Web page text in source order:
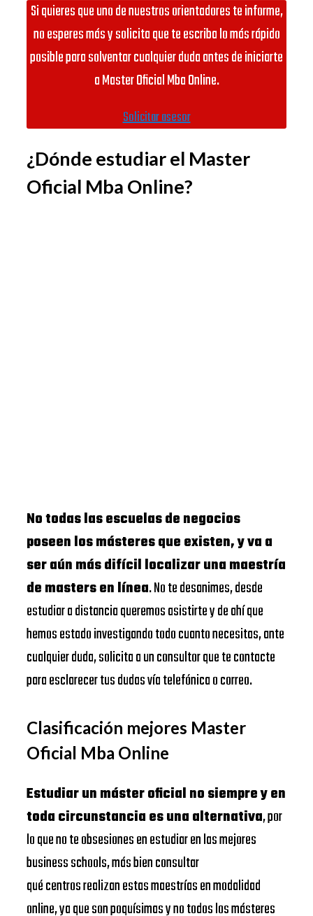
Si quieres que uno de nuestros orientadores te informe,
no esperes más y solicita que te escriba lo más rápido
posible para solventar cualquier duda antes de iniciarte
a Master Oficial Mba Online.
Solicitar asesor
¿Dónde estudiar el Master
Oficial Mba Online?
No todas las escuelas de negocios
poseen los másteres que existen, y va a
ser aún más difícil localizar una maestría
de masters en línea. No te desanimes, desde
estudiar a distancia queremos asistirte y de ahí que
hemos estado investigando todo cuanto necesitas, ante
cualquier duda, solicita a un consultor que te contacte
para esclarecer tus dudas vía telefónica o correo.
Clasificación mejores Master
Oficial Mba Online
Estudiar un máster oficial no siempre y en
toda circunstancia es una alternativa, por
lo que no te obsesiones en estudiar en las mejores
business schools, más bien consultar
qué centros realizan estas maestrías en modalidad
online, ya que son poquísimas y no todos los másteres